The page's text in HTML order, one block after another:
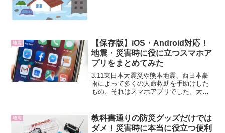
地震
【保存版】iOS・Android対応！
地震・災害時に役に立つスマホア
プリをまとめてみた
3.11東日本大震災や熊本地震、西日本豪
雨によって多くの人命救助を手助けした
もの、それはスマホアプリでした。大地
のネット通信は生きていたからです。着
の身着のまま避...
地震
教科書通りの防災グッズだけでは
ダメ！災害時に本当に役立つ便利